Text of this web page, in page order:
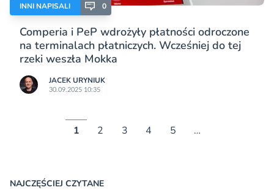
INNI NAPISALI 0
Comperia i PeP wdrożyły płatności odroczone
na terminalach płatniczych. Wcześniej do tej
rzeki weszła Mokka
JACEK URYNIUK
30.09.2025 10:35
1 2 3 4 5 …
NAJCZĘŚCIEJ CZYTANE